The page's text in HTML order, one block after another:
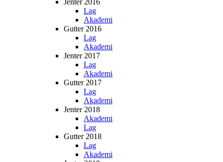
Jenter 2016
Lag
Akademi
Gutter 2016
Lag
Akademi
Jenter 2017
Lag
Akademi
Gutter 2017
Lag
Akademi
Jenter 2018
Akademi
Lag
Gutter 2018
Lag
Akademi